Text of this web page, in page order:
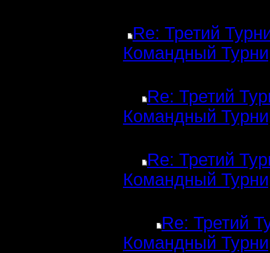
Re: Третий
Командный
Re: Третий
Командный
Re: Третий
Командный
Re: Третий
Командный